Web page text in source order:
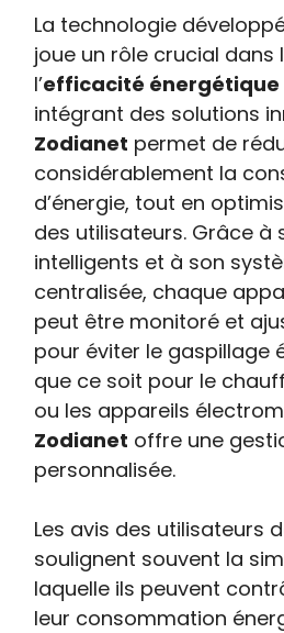
La technologie
joue un rôle crucial dans
l’efficacité énergétique
intégrant des solutions
Zodianet permet de
considérablement la
d’énergie, tout en
des utilisateurs. Grâce à
intelligents et à son
centralisée, chaque
peut être monitoré et
pour éviter le gaspillage
que ce soit pour le
ou les appareils
Zodianet offre une
personnalisée.
Les avis des utilisateurs
soulignent souvent la
laquelle ils peuvent
leur consommation